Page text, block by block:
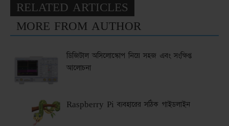
RELATED ARTICLES
MORE FROM AUTHOR
ডিজিটাল অসিলোস্কোপ নিয়ে সহজ এবং সংক্ষিপ্ত
আলোচনা
Raspberry Pi ব্যবহারের সঠিক গাইডলাইন